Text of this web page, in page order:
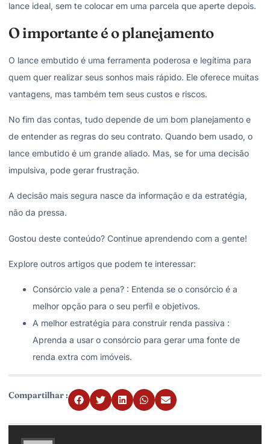
lance ideal, sem te colocar em uma parcela que aperte depois.
O importante é o planejamento
O lance embutido é uma ferramenta poderosa e legítima para
quem quer realizar seus sonhos mais rápido. Ele oferece muitas
vantagens, mas também tem seus custos e riscos.
No fim das contas, tudo depende de um bom planejamento e
de entender as regras do seu contrato. Quando bem usado, o
lance embutido é um grande aliado. Mas, se for uma decisão
impulsiva, pode gerar frustração.
A decisão mais segura nasce da informação e da estratégia,
não da pressa.
Gostou deste conteúdo? Continue aprendendo com a gente!
Explore outros artigos que podem te interessar:
Consórcio vale a pena? : Entenda se o consórcio é a
melhor opção para o seu perfil e objetivos.
A melhor estratégia para construir renda passiva :
Aprenda a usar o consórcio para gerar uma fonte de
renda extra com imóveis.
Compartilhar :